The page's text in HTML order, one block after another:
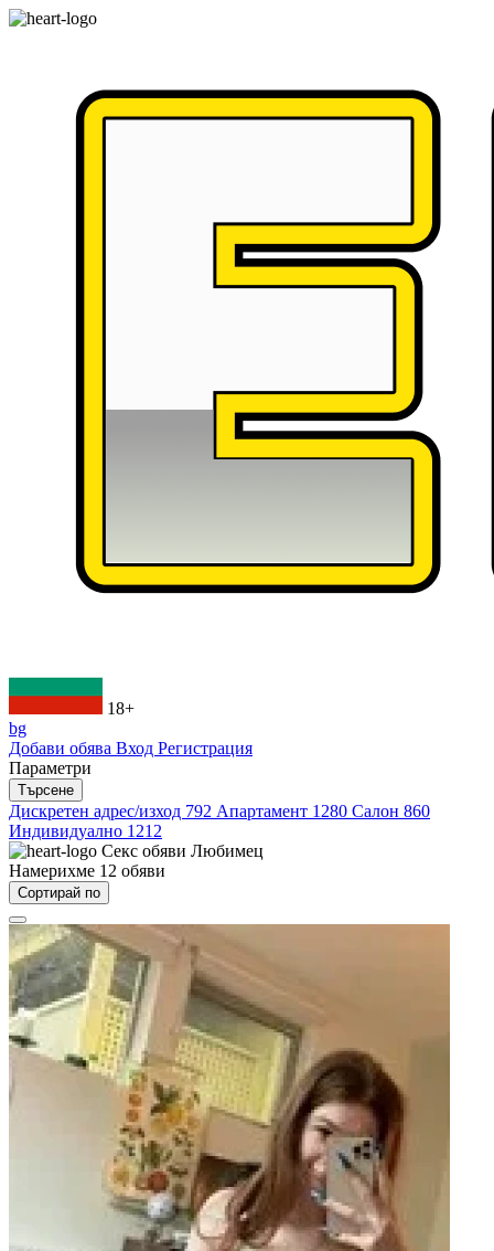
18+
bg
Добави обява Вход Регистрация
Параметри
Търсене
Дискретен адрес/изход 792 Апартамент 1280 Салон 860
Индивидуално 1212
Секс обяви Любимец
Намерихме 12 обяви
Сортирай по